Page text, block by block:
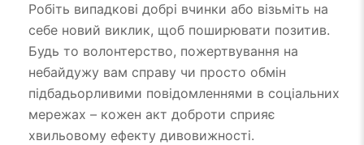
Робіть випадкові добрі вчинки або візьміть на
себе новий виклик, щоб поширювати позитив.
Будь то волонтерство, пожертвування на
небайдужу вам справу чи просто обмін
підбадьорливими повідомленнями в соціальних
мережах – кожен акт доброти сприяє
хвильовому ефекту дивовижності.